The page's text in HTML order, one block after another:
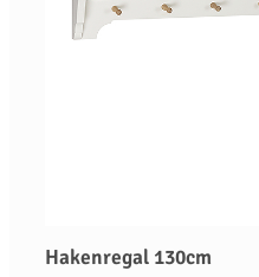
Hakenregal 130cm